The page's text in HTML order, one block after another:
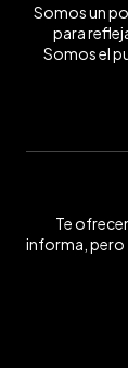
Somos un
para
Somos el
Te
informa, pero